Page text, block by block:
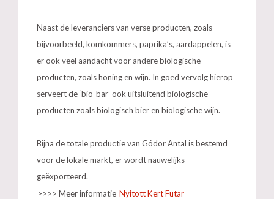
Naast de leveranciers van verse producten, zoals
bijvoorbeeld, komkommers, paprika’s, aardappelen, is
er ook veel aandacht voor andere biologische
producten, zoals honing en wijn. In goed vervolg hierop
serveert de ‘bio-bar’ ook uitsluitend biologische
producten zoals biologisch bier en biologische wijn.
Bijna de totale productie van Gódor Antal is bestemd
voor de lokale markt, er wordt nauwelijks
geëxporteerd.
>>>> Meer informatie Nyitott Kert Futar